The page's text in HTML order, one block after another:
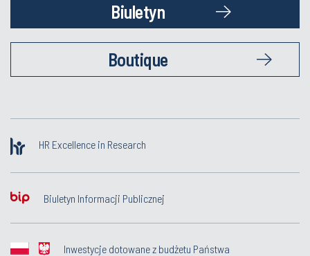
Biuletyn
Boutique
HR Excellence in Research
Biuletyn Informacji Publicznej
Inwestycje dotowane z budżetu Państwa